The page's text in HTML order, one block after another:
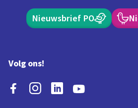
Nieuwsbrief PO
Volg ons!